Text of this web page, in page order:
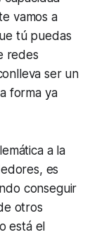
vamos a
tú puedas
redes
ser un
forma ya
a la
es
conseguir
otros
está el